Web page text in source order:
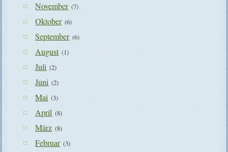
November (7)
Oktober (6)
September (6)
August (1)
Juli (2)
Juni (2)
Mai (3)
April (8)
März (8)
Februar (3)